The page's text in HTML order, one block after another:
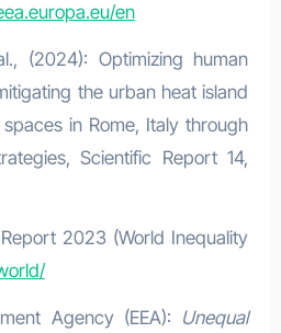
en
(2024): Optimizing human
the urban heat island
in Rome, Italy through
Scientific Report 14,
2023 (World Inequality
Agency (EEA): Unequal